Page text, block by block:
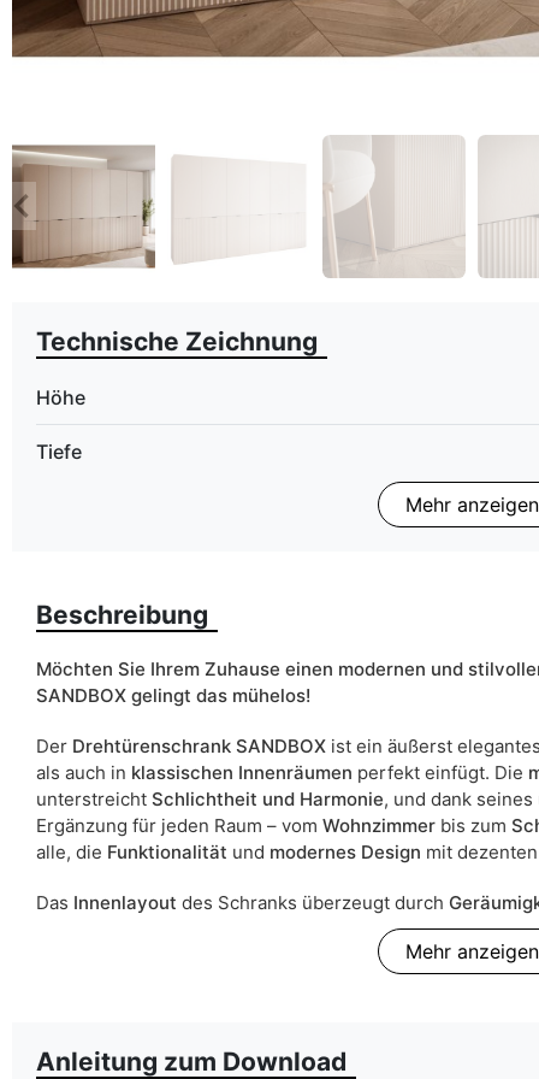
Zurück
Technische Zeichnung
Höhe
Tiefe
Schubladen
Breite
Spiegel
ean13
Liefertermin:
Aufgrund des Produktionsprozesses und der
Mehr anzeigen
Beschreibung
Möchten Sie Ihrem Zuhause einen modernen und
SANDBOX gelingt das mühelos!
Der Drehtürenschrank SANDBOX ist ein äußerst
als auch in klassischen Innenräumen perfekt einfügt. Die
unterstreicht Schlichtheit und Harmonie, und dank seines
Ergänzung für jeden Raum – vom Wohnzimmer bis zum
alle, die Funktionalität und modernes Design mit
Das Innenlayout des Schranks überzeugt durch
Innenraum bietet ausreichend Platz für alles, was Sie
verfügt über zahlreiche Ablagen sowie eine
gefaltete Wäschebequem
Sie den Schrank ideal an den Stil Ihres Raumes anpassen
Mehr anzeigen
Anleitung zum Download